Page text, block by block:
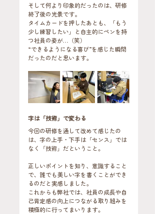
そして何より印象的だったのは、研修
終了後の光景です。
タイムカードを押したあとも、「もう
少し練習したい」と自主的にペンを持
つ社員の姿が…（笑）
“できるようになる喜び”を感じた瞬間
だったのだと思います。
字は「技術」で変わる
今回の研修を通して改めて感じたの
は、字の上手・下手は「センス」では
なく「技術」だということ。
正しいポイントを知り、意識すること
で、誰でも美しい字を書くことができ
るのだと実感しました。
これからも弊社では、社員の成長や自
己肯定感の向上につながる取り組みを
積極的に行ってまいります。